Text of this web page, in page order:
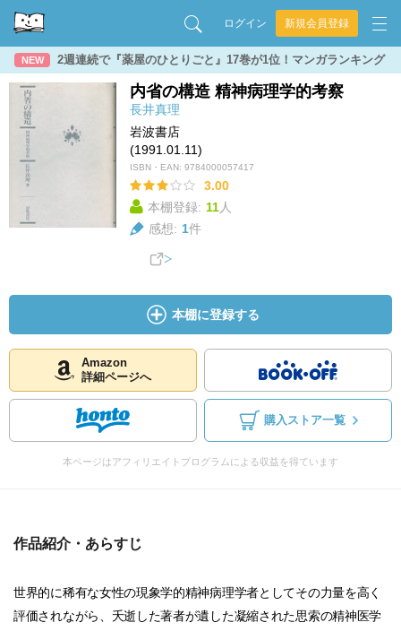
ログイン 新規会員登録
NEW 2週連続で『薬屋のひとりごと』17巻が1位！マンガランキング
内省の構造 精神病理学的考察
長井真理
岩波書店
(1991.01.11)
ISBN・EAN: 9784000057417
3.00
本棚登録: 11人
感想: 1件
本棚に登録する
Amazon
詳細ページへ
購入ストア一覧
本ページはアフィリエイトプログラムによる収益を得ています
作品紹介・あらすじ
世界的に稀有な女性の現象学的精神病理学者としてその力量を高く
評価されながら、夭逝した著者が遺した凝縮された思索の精神医学